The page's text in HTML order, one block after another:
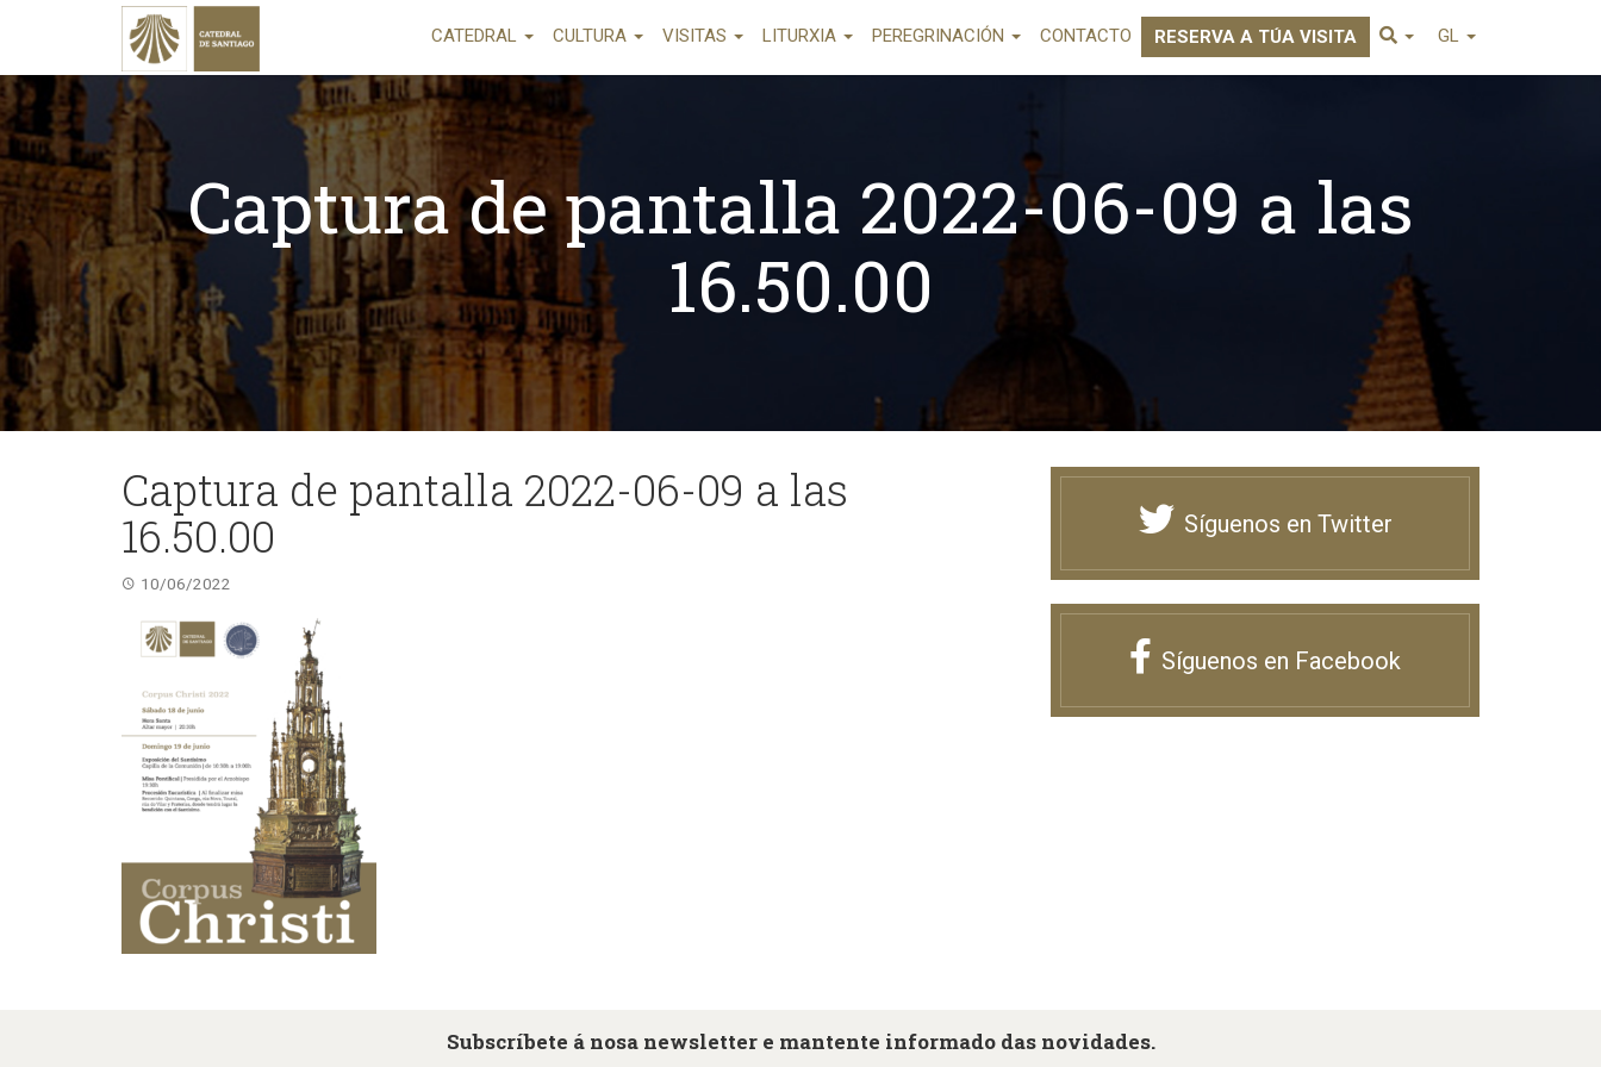
CATEDRAL CULTURA VISITAS LITURXIA PEREGRINACIÓN CONTACTO RESERVA A TÚA VISITA GL
Captura de pantalla 2022-06-09 a las
16.50.00
Captura de pantalla 2022-06-09 a las
16.50.00
10/06/2022
Síguenos en Twitter
Síguenos en Facebook
Subscríbete á nosa newsletter e mantente informado das novidades.